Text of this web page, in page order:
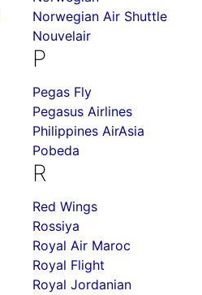
Norwegian Air Shuttle
Nouvelair
P
Pegas Fly
Pegasus Airlines
Philippines AirAsia
Pobeda
R
Red Wings
Rossiya
Royal Air Maroc
Royal Flight
Royal Jordanian